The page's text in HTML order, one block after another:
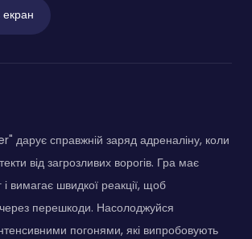
дарує справжній заряд адреналіну, коли
від загрозливих ворогів. Гра має
і вимагає швидкої реакції, щоб
перешкоди. Насолоджуйся
погонями, які випробовують